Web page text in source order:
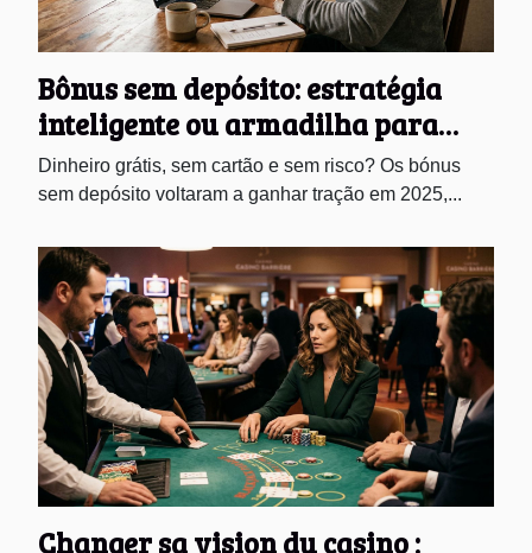
Bônus sem depósito: estratégia
inteligente ou armadilha para
novos jogadores?
Dinheiro grátis, sem cartão e sem risco? Os bónus
sem depósito voltaram a ganhar tração em 2025,...
Changer sa vision du casino :